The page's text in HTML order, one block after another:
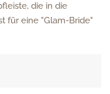
die in die
für eine "Glam-Bride"